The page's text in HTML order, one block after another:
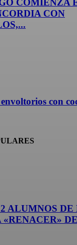
COMIENZA
CON
envoltorios con
ALUMNOS
«RENACER»